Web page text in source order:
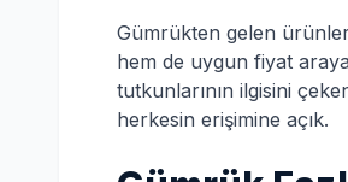
Gümrükten gelen
hem de uygun fiyat
tutkunlarının ilgisini
herkesin erişimine açık.